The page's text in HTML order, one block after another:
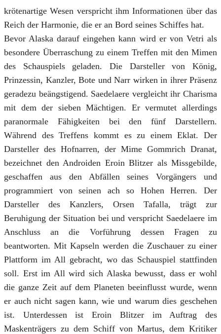
krötenartige Wesen verspricht ihm Informationen über das
Reich der Harmonie, die er an Bord seines Schiffes hat.
Bevor Alaska darauf eingehen kann wird er von Vetri als
besondere Überraschung zu einem Treffen mit den Mimen
des Schauspiels geladen. Die Darsteller von König,
Prinzessin, Kanzler, Bote und Narr wirken in ihrer Präsenz
geradezu beängstigend. Saedelaere vergleicht ihr Charisma
mit dem der sieben Mächtigen. Er vermutet allerdings
paranormale Fähigkeiten bei den fünf Darstellern.
Während des Treffens kommt es zu einem Eklat. Der
Darsteller des Hofnarren, der Mime Gommrich Dranat,
bezeichnet den Androiden Eroin Blitzer als Missgebilde,
geschaffen aus den Abfällen seines Vorgängers und
programmiert von seinen ach so Hohen Herren. Der
Darsteller des Kanzlers, Orsen Tafalla, trägt zur
Beruhigung der Situation bei und verspricht Saedelaere im
Anschluss an die Vorführung dessen Fragen zu
beantworten. Mit Kapseln werden die Zuschauer zu einer
Plattform im All gebracht, wo das Schauspiel stattfinden
soll. Erst im All wird sich Alaska bewusst, dass er wohl
die ganze Zeit auf dem Planeten beeinflusst wurde, wenn
er auch nicht sagen kann, wie und warum dies geschehen
ist. Unterdessen ist Eroin Blitzer im Auftrag des
Maskenträgers zu dem Schiff von Martus, dem Kritiker